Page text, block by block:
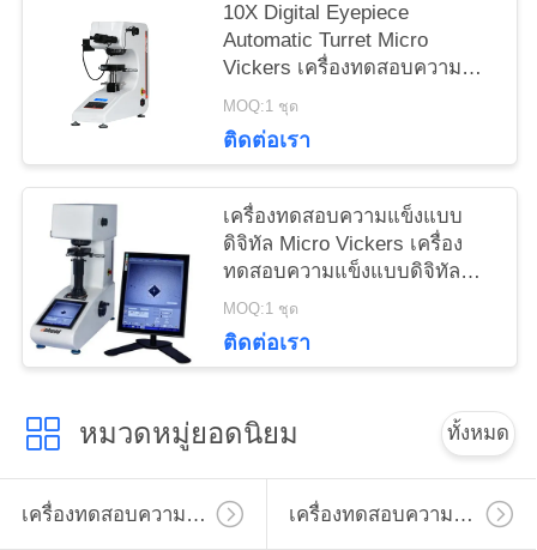
10X Digital Eyepiece
Automatic Turret Micro
Vickers เครื่องทดสอบความ
แข็งด้วย Max Force 1Kgf
MOQ:1 ชุด
ติดต่อเรา
เครื่องทดสอบความแข็งแบบ
ดิจิทัล Micro Vickers เครื่อง
ทดสอบความแข็งแบบดิจิทัล
Micro Vickers พร้อมโปรแกรม
MOQ:1 ชุด
ติดต่อเรา
หมวดหมู่ยอดนิยม ทั้งหมด
เครื่องทดสอบความแข็งไมโครวิคเกอร์ เครื่องทดสอบความแข็งวิคเกอร์